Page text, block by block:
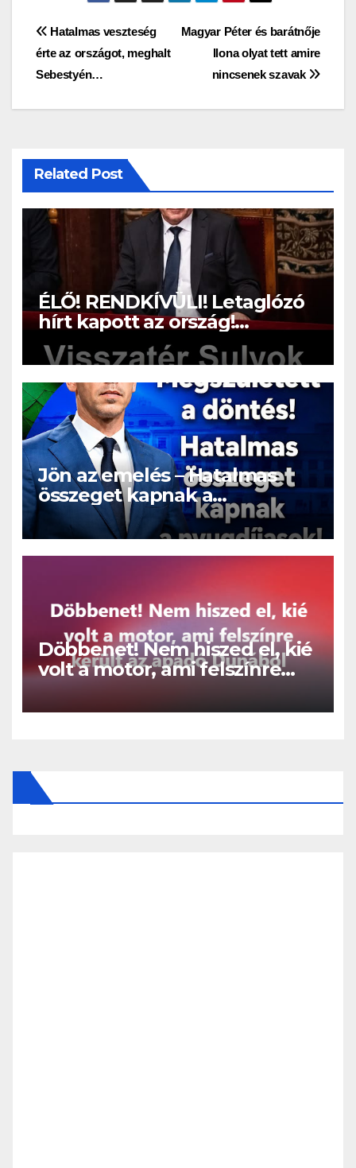
Bejegyzés
navigáció
Magyar Péter és barátnője
Ilona olyat tett amire
nincsenek szavak
Hatalmas veszteség
érte az országot, meghalt
Sebestyén…
Related Post
ÉLŐ! RENDKÍVÜLI! Letaglózó
hírt kapott az ország!
Visszatérhet Sulyok Tamás!? –
ERRE senki nem volt
felkészülve:
Jön az emelés – Hatalmas
összeget kapnak a
nyugdíjasok!
Döbbenet! Nem hiszed el, kié
volt a motor, ami felszínre
került az apadó Dunából